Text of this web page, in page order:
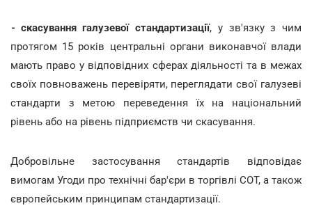
-скасування галузевої стандартизації, у зв'язку з чим
протягом 15 років центральні органи виконавчої влади
мають право у відповідних сферах діяльності та в межах
своїх повноважень перевіряти, переглядати свої галузеві
стандарти з метою переведення їх на національний
рівень або на рівень підприємств чи скасування.
Добровільне застосування стандартів відповідає
вимогам Угоди про технічні бар'єри в торгівлі СОТ, а також
європейським принципам стандартизації.